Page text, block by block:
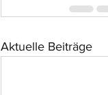
Aktuelle Beiträge